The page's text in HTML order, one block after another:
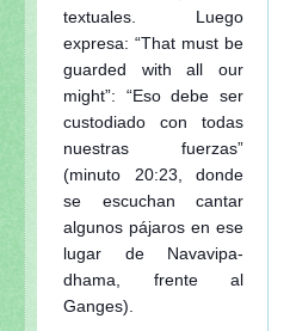
textuales. Luego
expresa: “That must be
guarded with all our
might”: “Eso debe ser
custodiado con todas
nuestras fuerzas”
(minuto 20:23, donde
se escuchan cantar
algunos pájaros en ese
lugar de Navavipa-
dhama, frente al
Ganges).